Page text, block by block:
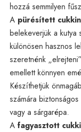
hozzá semmilyen
A pürésített
belekeverjük a kutya
különösen hasznos
szeretnénk
emellett könnyen
Készíthetjük
számára
vagy a sárgarépa.
A fagyasztott